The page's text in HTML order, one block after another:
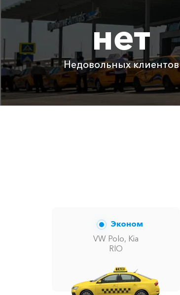
Капсель ⇆ Адлер
Капсель ⇆ Зеленогорье
Детское автокресло
Ожидание машины
нет
Недовольных клиентов
Эконом
VW Polo, Kia
RIO